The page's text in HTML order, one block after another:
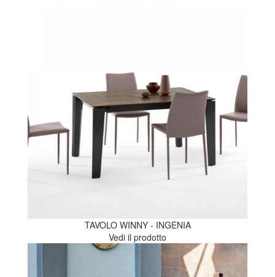
TAVOLO WINNY - INGENIA
Vedi il prodotto